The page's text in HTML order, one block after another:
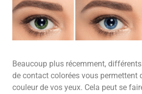
Beaucoup plus récemment,
de contact colorées vous permettent
couleur de vos yeux. Cela peut se